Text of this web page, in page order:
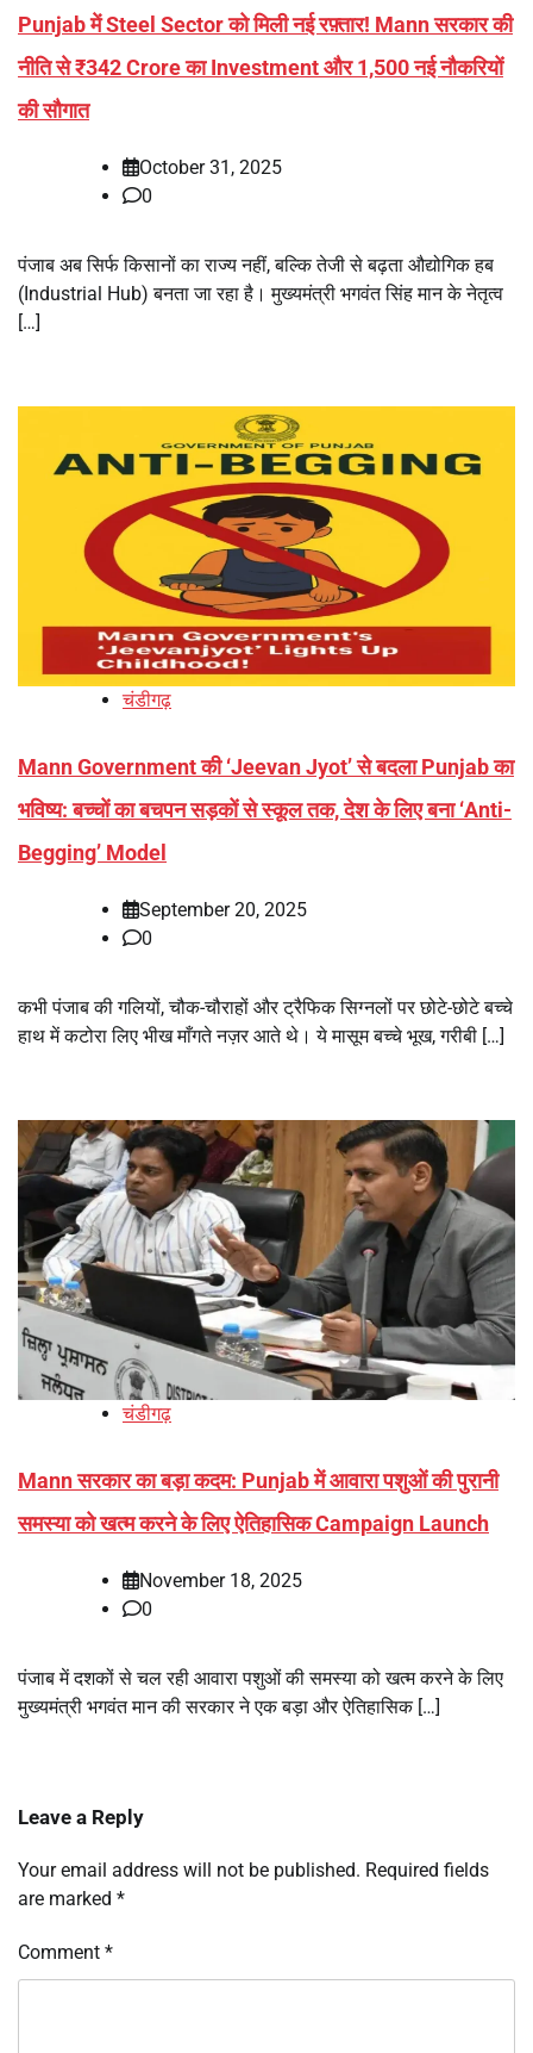
Punjab में Steel Sector को मिली नई रफ़्तार! Mann सरकार की
नीति से ₹342 Crore का Investment और 1,500 नई नौकरियों
की सौगात
October 31, 2025
0
पंजाब अब सिर्फ किसानों का राज्य नहीं, बल्कि तेजी से बढ़ता औद्योगिक हब
(Industrial Hub) बनता जा रहा है। मुख्यमंत्री भगवंत सिंह मान के नेतृत्व
[…]
चंडीगढ़
Mann Government की ‘Jeevan Jyot’ से बदला Punjab का
भविष्य: बच्चों का बचपन सड़कों से स्कूल तक, देश के लिए बना ‘Anti-
Begging’ Model
September 20, 2025
0
कभी पंजाब की गलियों, चौक-चौराहों और ट्रैफिक सिग्नलों पर छोटे-छोटे बच्चे
हाथ में कटोरा लिए भीख माँगते नज़र आते थे। ये मासूम बच्चे भूख, गरीबी […]
चंडीगढ़
Mann सरकार का बड़ा कदम: Punjab में आवारा पशुओं की पुरानी
समस्या को खत्म करने के लिए ऐतिहासिक Campaign Launch
November 18, 2025
0
पंजाब में दशकों से चल रही आवारा पशुओं की समस्या को खत्म करने के लिए
मुख्यमंत्री भगवंत मान की सरकार ने एक बड़ा और ऐतिहासिक […]
Leave a Reply
Your email address will not be published. Required fields
are marked *
Comment *